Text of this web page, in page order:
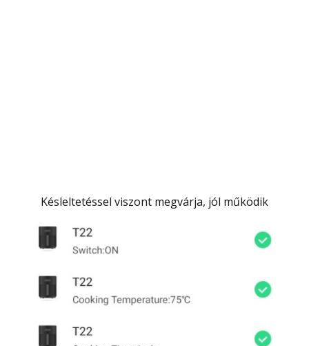
Késleltetéssel viszont megvárja, jól működik